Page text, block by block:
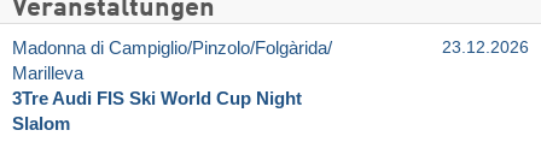
Veranstaltungen
Madonna di Campiglio/​Pinzolo/​Folgàrida/​
Marilleva
3Tre Audi FIS Ski World Cup Night
Slalom
23.12.2026